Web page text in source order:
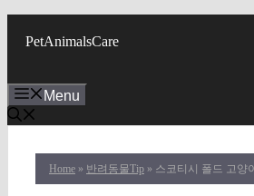
PetAnimalsCare
Menu
Home » 반려동물Tip » 스코티시 폴드 고양이 유전적으로 노